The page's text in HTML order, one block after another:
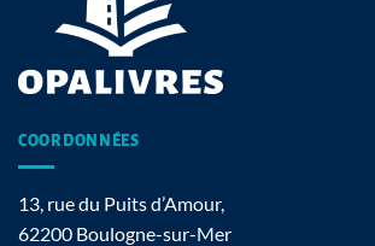
COORDONNÉES
13, rue du Puits d’Amour,
62200 Boulogne-sur-Mer